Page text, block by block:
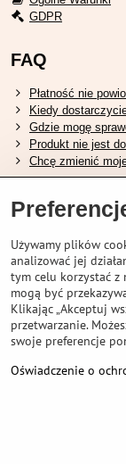
GDPR
FAQ
Płatność nie
Kiedy
Gdzie mogę
Produkt nie jest
Chcę zmienić
Przydatne
Tabela rozmiarów
Jak wybrać
Jak wybrać
Przewodnik po
Zrozumienie opon
Używamy plików
analizować jej
tym celu korzystać z
mogą być
Klikając „Akceptuj
przetwarzanie.
swoje preferencje
Oświadczenie o